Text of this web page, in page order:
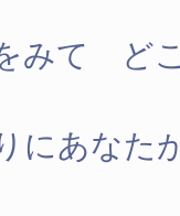
みて ど
にあなた